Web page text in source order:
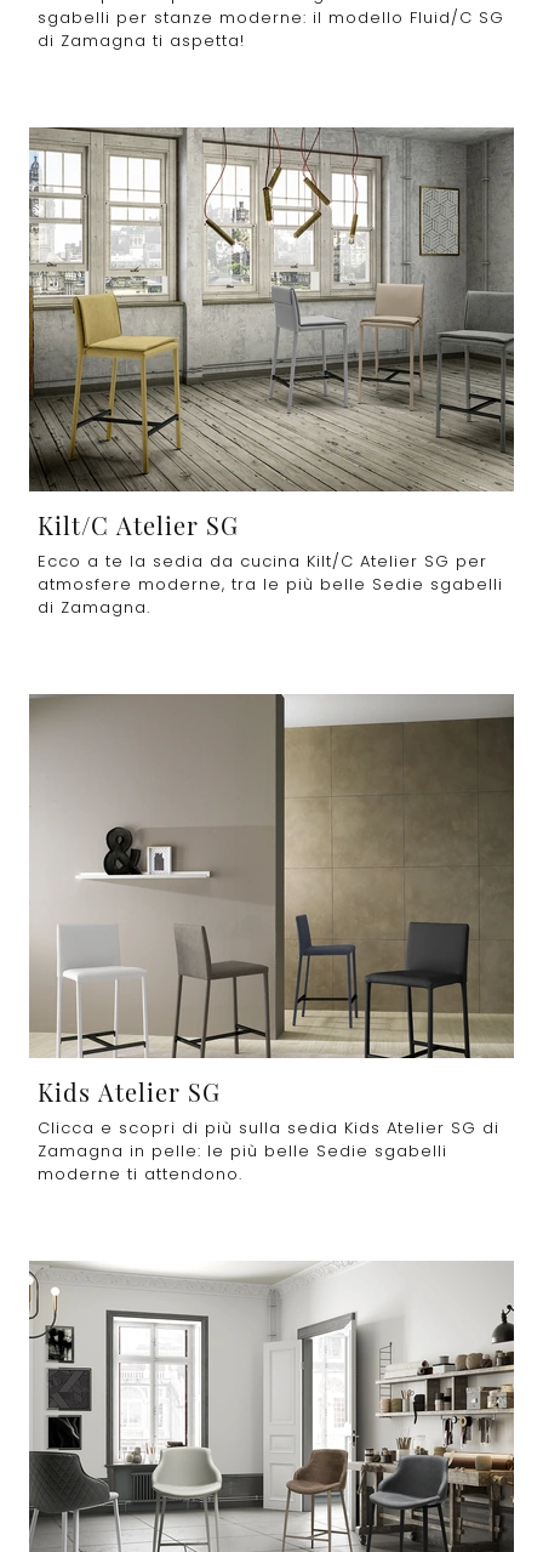
sgabelli per stanze moderne: il modello Fluid/C SG
di Zamagna ti aspetta!
Kilt/C Atelier SG
Ecco a te la sedia da cucina Kilt/C Atelier SG per
atmosfere moderne, tra le più belle Sedie sgabelli
di Zamagna.
Kids Atelier SG
Clicca e scopri di più sulla sedia Kids Atelier SG di
Zamagna in pelle: le più belle Sedie sgabelli
moderne ti attendono.